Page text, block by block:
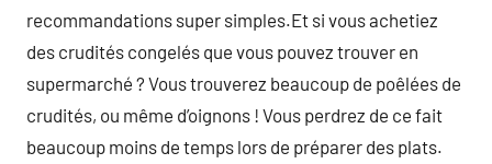
recommandations super simples.Et si vous achetiez
des crudités congelés que vous pouvez trouver en
supermarché ? Vous trouverez beaucoup de poêlées de
crudités, ou même d’oignons ! Vous perdrez de ce fait
beaucoup moins de temps lors de préparer des plats.